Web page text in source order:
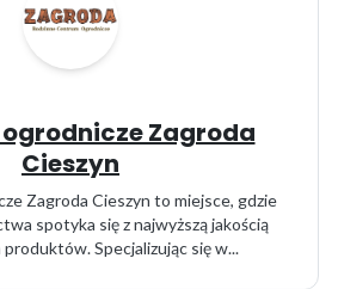
Zagroda
Cieszyn
Zagroda Cieszyn to miejsce, gdzie
spotyka się z najwyższą jakością
Specjalizując się w...